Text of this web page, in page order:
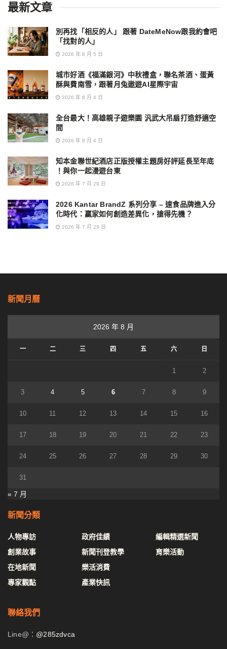
最新文章
別再找「相反的人」 跟著 DateMeNow跟我約會吧
「找對的人」
2026 年 8 月 5 日
城市好酒《福滿銀河》中秋禮盒，聯名茶酒、蛋黃
酥與費南雪，跟著月兔遨遊AI星際宇宙
2026 年 8 月 4 日
全台最大！高雄親子遊樂園 汎武大吊扇打造舒適空
間
2026 年 8 月 4 日
知本金聯世紀酒店正版授權主題房好評延長至年底
！與你一起漫遊台東
2026 年 7 月 29 日
2026 Kantar BrandZ 系列分享 – 速食品牌進入分
化時代：贏家如何創造差異化，搶得先機？
2026 年 7 月 29 日
新聞月曆
2026 年 8 月
一 二 三 四 五 六 日
1 2
3 4 5 6 7 8 9
10 11 12 13 14 15 16
17 18 19 20 21 22 23
24 25 26 27 28 29 30
31
« 7 月
新聞分類
人物專訪
創業故事
在地新聞
專家觀點
政府佳績
新聞刊登教學
樂活消費
產業快訊
編輯精選新聞
育樂活動
聯絡我們
Line@： @285zdvca